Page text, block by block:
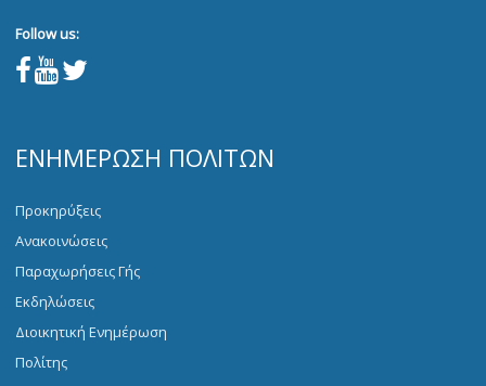
Follow us:
ΕΝΗΜΈΡΩΣΗ ΠΟΛΙΤΏΝ
Προκηρύξεις
Ανακοινώσεις
Παραχωρήσεις Γής
Εκδηλώσεις
Διοικητική Ενημέρωση
Πολίτης